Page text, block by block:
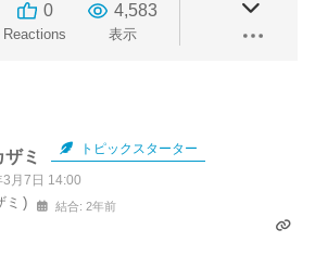
0
Reactions
4,583
表示
ザミ トピックスターター
月7日 14:00
ミ) 結合: 2年前